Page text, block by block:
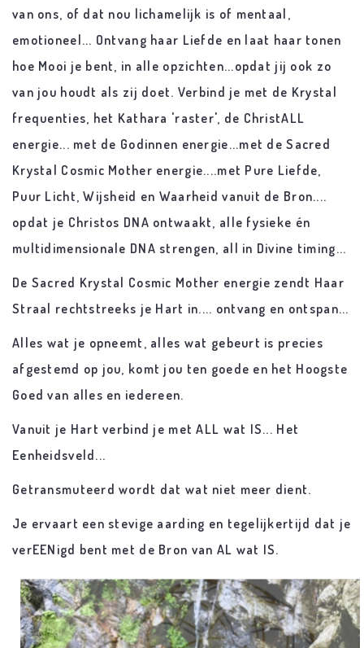
van ons, of dat nou lichamelijk is of mentaal,
emotioneel... Ontvang haar Liefde en laat haar tonen
hoe Mooi je bent, in alle opzichten...opdat jij ook zo
van jou houdt als zij doet. Verbind je met de Krystal
frequenties, het Kathara 'raster', de ChristALL
energie... met de Godinnen energie...met de Sacred
Krystal Cosmic Mother energie....met Pure Liefde,
Puur Licht, Wijsheid en Waarheid vanuit de Bron....
opdat je Christos DNA ontwaakt, alle fysieke én
multidimensionale DNA strengen, all in Divine timing...
De Sacred Krystal Cosmic Mother energie zendt Haar
Straal rechtstreeks je Hart in.... ontvang en ontspan...
Alles wat je opneemt, alles wat gebeurt is precies
afgestemd op jou, komt jou ten goede en het Hoogste
Goed van alles en iedereen.
Vanuit je Hart verbind je met ALL wat IS... Het
Eenheidsveld...
Getransmuteerd wordt dat wat niet meer dient.
Je ervaart een stevige aarding en tegelijkertijd dat je
verEENigd bent met de Bron van AL wat IS.